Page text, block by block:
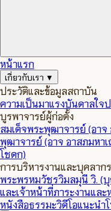
หน้าแรก
เกี่ยวกับเรา ▼
ประวัติและข้อมูลสถาบัน
ความเป็นมาแรงบันดาลใจ
บูรพาจารย์ผู้ก่อตั้ง
สมเด็จพระพุฒาจารย์ (อาจ
พุฒาจารย์ (อาจ อาสภมหาเ
โชดก)
การบริหารงานและบุคลา
พระพรหมวัชรวิมลมุนี วิ. (
และเจ้าหน้าที่ภาระงานและ
หนังสือธรรมะวิดีโอแนะนำ